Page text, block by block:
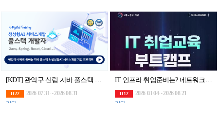
D-22
2026-07-31 ~ 2026-08-31
기타
D-12
2026-03-04 ~ 2026-08-21
기타